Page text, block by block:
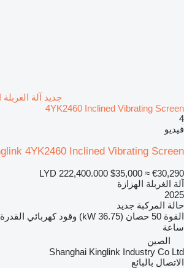
4YK2460 Inclined Vibrating Screen
4
فيديو
4YK2460 Inclined Vibrating Screen
LYD 222,400.000 $35,000 ≈ €30,290
آلة الغربلة الهزازة
2025
حالة المركبة جديد
القوة 50 حصان (36.75 kW) وقود كهربائي القدرة
ساعة
الصين
Shanghai Kinglink Industry Co Ltd
الاتصال بالبائع